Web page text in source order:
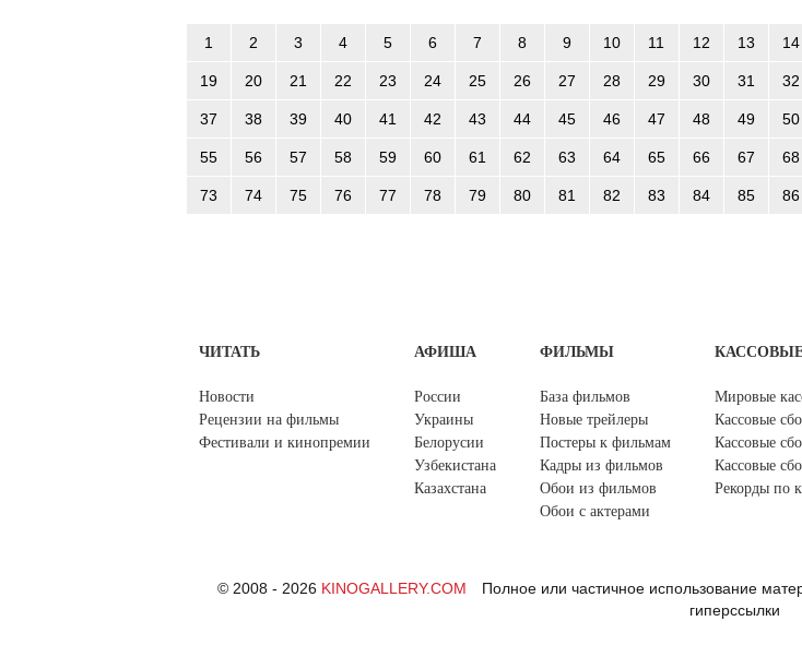
1 2 3 4 5 6 7 8 9 10 11 12 13 14
19 20 21 22 23 24 25 26 27 28 29 30 31 32
37 38 39 40 41 42 43 44 45 46 47 48 49 50
55 56 57 58 59 60 61 62 63 64 65 66 67 68
73 74 75 76 77 78 79 80 81 82 83 84 85 86
ЧИТАТЬ
Новости
Рецензии на фильмы
Фестивали и кинопремии
АФИША
России
Украины
Белорусии
Узбекистана
Казахстана
ФИЛЬМЫ
База фильмов
Новые трейлеры
Постеры к фильмам
Кадры из фильмов
Обои из фильмов
Обои с актерами
Мировые
Кассовые
Кассовые
Кассовые
Рекорды по
© 2008 - 2026 KINOGALLERY.COM
Полное или частичное использование
гиперссылки